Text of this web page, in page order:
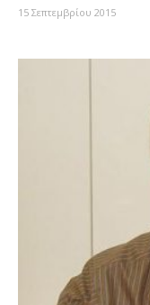
15 Σεπτεμβρίου 2015